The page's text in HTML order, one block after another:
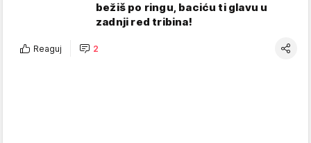
bežiš po ringu, baciću ti glavu u
zadnji red tribina!
Reaguj 2